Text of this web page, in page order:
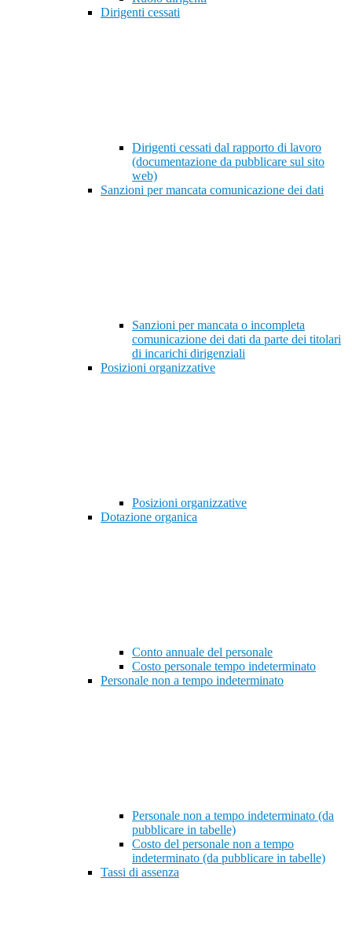
Dirigenti cessati
Dirigenti cessati dal rapporto di lavoro
(documentazione da pubblicare sul sito
web)
Sanzioni per mancata comunicazione dei dati
Sanzioni per mancata o incompleta
comunicazione dei dati da parte dei titolari
di incarichi dirigenziali
Posizioni organizzative
Posizioni organizzative
Dotazione organica
Conto annuale del personale
Costo personale tempo indeterminato
Personale non a tempo indeterminato
Personale non a tempo indeterminato (da
pubblicare in tabelle)
Costo del personale non a tempo
indeterminato (da pubblicare in tabelle)
Tassi di assenza